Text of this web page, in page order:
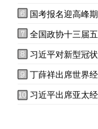
国考报名迎高峰
习近平对新型冠
丁薛祥出席世界